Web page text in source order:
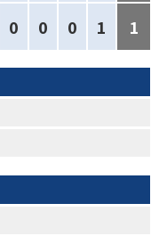
0 0 0 1 1